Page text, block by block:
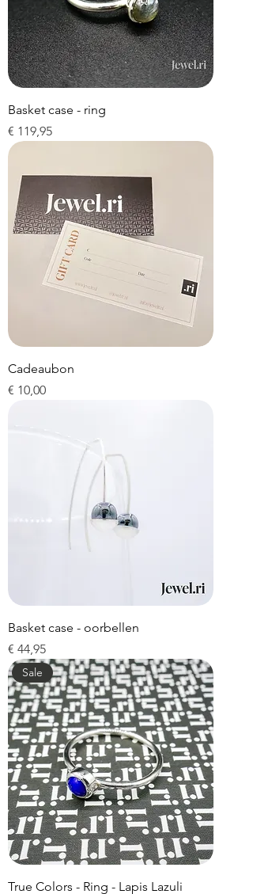
Basket case - ring
Prijs
€ 119,95
Cadeaubon
Prijs
€ 10,00
Basket case - oorbellen
Prijs
€ 44,95
Sale
True Colors - Ring - Lapis Lazuli